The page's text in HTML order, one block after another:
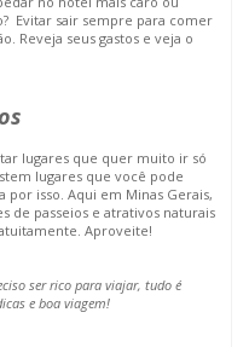
Evitar sair sempre para comer
Reveja seus gastos e veja o
lugares que quer muito ir só
lugares que você pode
isso. Aqui em Minas Gerais,
de passeios e atrativos naturais
Aproveite!
ser rico para viajar, tudo é
e boa viagem!